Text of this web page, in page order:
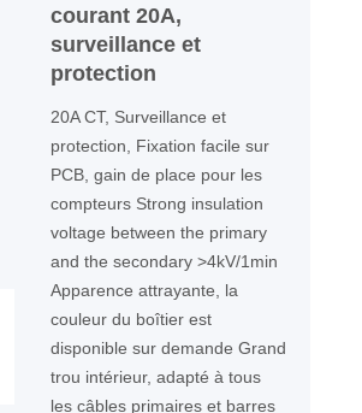
courant 20A,
surveillance et
protection
20A CT, Surveillance et
protection, Fixation facile sur
PCB, gain de place pour les
compteurs Strong insulation
voltage between the primary
and the secondary >4kV/1min
Apparence attrayante, la
couleur du boîtier est
disponible sur demande Grand
trou intérieur, adapté à tous
les câbles primaires et barres